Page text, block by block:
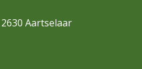
Aartselaar